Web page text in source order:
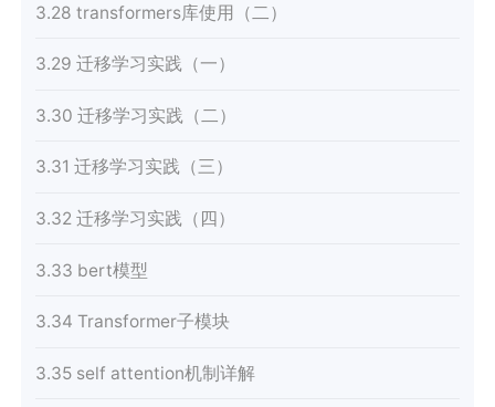
3.28 transformers库使用（二）
3.29 迁移学习实践（一）
3.30 迁移学习实践（二）
3.31 迁移学习实践（三）
3.32 迁移学习实践（四）
3.33 bert模型
3.34 Transformer子模块
3.35 self attention机制详解